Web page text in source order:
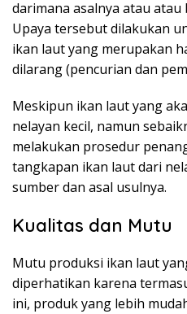
darimana asalnya atau
Upaya tersebut dilakukan
ikan laut yang merupakan
dilarang (pencurian dan
Meskipun ikan laut yang
nelayan kecil, namun
melakukan prosedur
tangkapan ikan laut dari
sumber dan asal usulnya.
Kualitas dan Mutu
Mutu produksi ikan laut
diperhatikan karena
ini, produk yang lebih